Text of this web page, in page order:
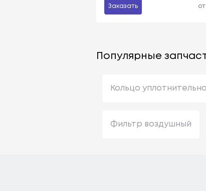
Заказать от
Популярные
Кольцо
Фильтр воздушный